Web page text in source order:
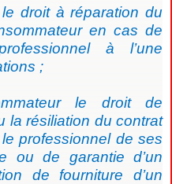
droit à réparation du
en cas de
à l’une
;
le droit de
la résiliation du contrat
professionnel de ses
ou de garantie d’un
de fourniture d’un